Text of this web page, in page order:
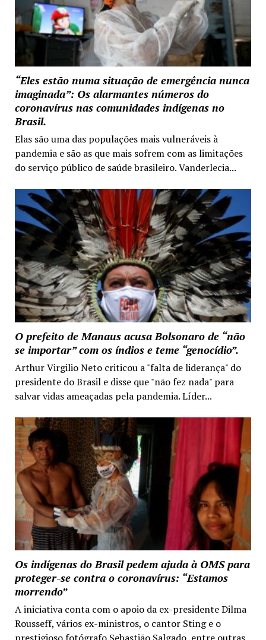
“Eles estão numa situação de emergência nunca
imaginada”: Os alarmantes números do
coronavírus nas comunidades indígenas no
Brasil.
Elas são uma das populações mais vulneráveis à
pandemia e são as que mais sofrem com as limitações
do serviço público de saúde brasileiro. Vanderlecia...
O prefeito de Manaus acusa Bolsonaro de “não
se importar” com os índios e teme “genocídio”.
Arthur Virgilio Neto criticou a "falta de liderança" do
presidente do Brasil e disse que "não fez nada" para
salvar vidas ameaçadas pela pandemia. Líder...
Os indígenas do Brasil pedem ajuda à OMS para
proteger-se contra o coronavírus: “Estamos
morrendo”
A iniciativa conta com o apoio da ex-presidente Dilma
Rousseff, vários ex-ministros, o cantor Sting e o